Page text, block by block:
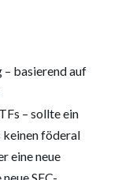
– basierend auf
– sollte ein
keinen föderal
eine neue